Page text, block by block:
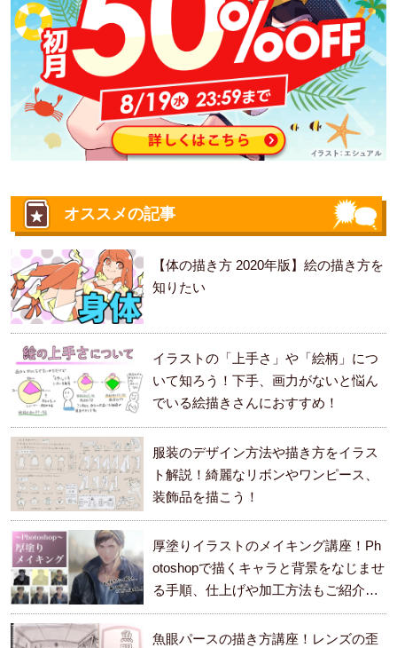
オススメの記事
【体の描き方 2020年版】絵の描き方を
知りたい
イラストの「上手さ」や「絵柄」につ
いて知ろう！下手、画力がないと悩ん
でいる絵描きさんにおすすめ！
服装のデザイン方法や描き方をイラス
ト解説！綺麗なリボンやワンピース、
装飾品を描こう！
厚塗りイラストのメイキング講座！Ph
otoshopで描くキャラと背景をなじませ
る手順、仕上げや加工方法もご紹介し
ます。
魚眼パースの描き方講座！レンズの歪